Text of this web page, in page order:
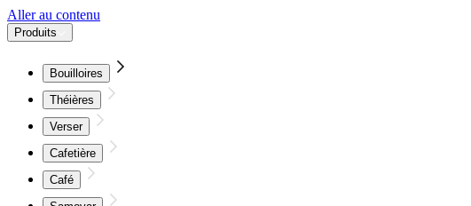
Aller au contenu
Produits
Bouilloires
Théières
Verser
Cafetière
Café